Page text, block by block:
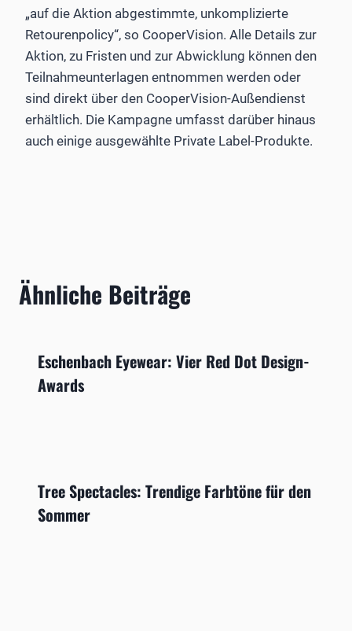
„auf die Aktion abgestimmte, unkomplizierte
Retourenpolicy“, so CooperVision. Alle Details zur
Aktion, zu Fristen und zur Abwicklung können den
Teilnahmeunterlagen entnommen werden oder
sind direkt über den CooperVision-Außendienst
erhältlich. Die Kampagne umfasst darüber hinaus
auch einige ausgewählte Private Label-Produkte.
Ähnliche Beiträge
Eschenbach Eyewear: Vier Red Dot Design-
Awards
Tree Spectacles: Trendige Farbtöne für den
Sommer